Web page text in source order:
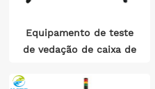
Equipamento de teste
de vedação de caixa de
energia de bateria